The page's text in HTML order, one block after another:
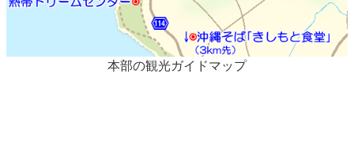
本部の観光ガイドマップ